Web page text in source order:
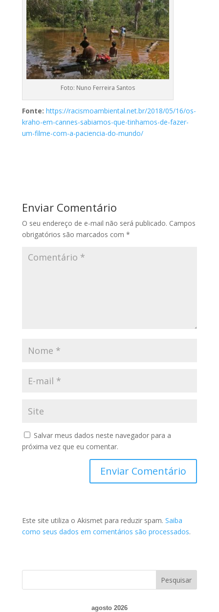
Foto: Nuno Ferreira Santos
Fonte: https://racismoambiental.net.br/2018/05/16/os-
kraho-em-cannes-sabiamos-que-tinhamos-de-fazer-
um-filme-com-a-paciencia-do-mundo/
Enviar Comentário
O seu endereço de e-mail não será publicado. Campos
obrigatórios são marcados com *
Salvar meus dados neste navegador para a
próxima vez que eu comentar.
Este site utiliza o Akismet para reduzir spam. Saiba
como seus dados em comentários são processados.
agosto 2026